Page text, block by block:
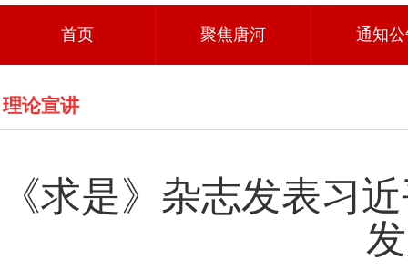
首页 聚焦唐河 通知
理论宣讲
《求是》杂志发表习